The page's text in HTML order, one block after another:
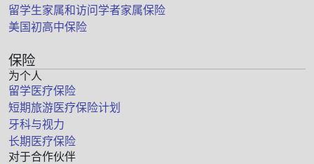
留学生家属和访问学者家属保险
美国初高中保险
保险
为个人
留学医疗保险
短期旅游医疗保险计划
牙科与视力
长期医疗保险
对于合作伙伴